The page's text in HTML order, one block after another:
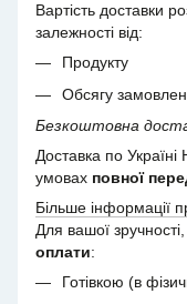
Вартість доставки
залежності від:
Продукту
Обсягу
Безкоштовна
Доставка по
умовах повної
Більше інформації
Для вашої
оплати:
Готівкою (в